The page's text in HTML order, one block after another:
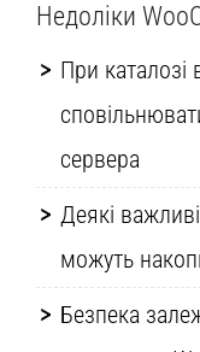
Недоліки
При каталозі
сервера
Деякі
можуть
Безпека